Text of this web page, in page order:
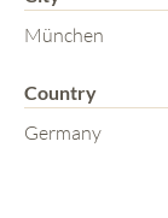
München
Country
Germany